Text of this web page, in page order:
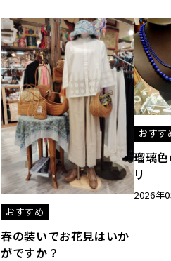
おすすめ
春の装いでお花見はいか
がですか？
おすす
瑠璃
リ
2026年